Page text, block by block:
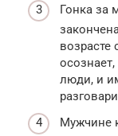
Гонка за
возрасте
люди, и
Мужчине